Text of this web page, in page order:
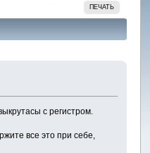
ПЕЧАТЬ
с регистром.
все это при себе,